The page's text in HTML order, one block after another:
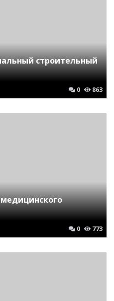
строительный
0 863
0 773